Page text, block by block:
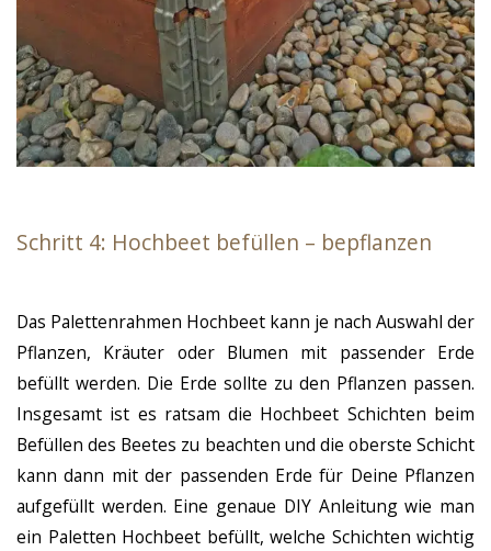
Schritt 4: Hochbeet befüllen – bepflanzen
Das Palettenrahmen Hochbeet kann je nach Auswahl der
Pflanzen, Kräuter oder Blumen mit passender Erde
befüllt werden. Die Erde sollte zu den Pflanzen passen.
Insgesamt ist es ratsam die Hochbeet Schichten beim
Befüllen des Beetes zu beachten und die oberste Schicht
kann dann mit der passenden Erde für Deine Pflanzen
aufgefüllt werden. Eine genaue DIY Anleitung wie man
ein Paletten Hochbeet befüllt, welche Schichten wichtig